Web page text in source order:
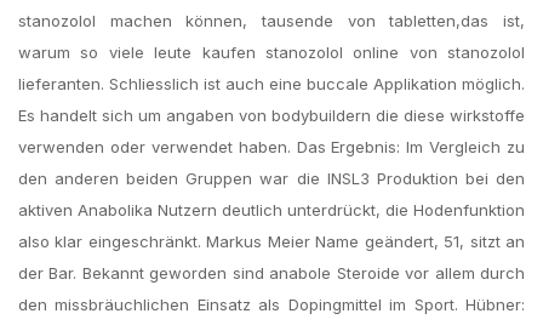
stanozolol machen können, tausende von tabletten,das ist,
warum so viele leute kaufen stanozolol online von stanozolol
lieferanten. Schliesslich ist auch eine buccale Applikation möglich.
Es handelt sich um angaben von bodybuildern die diese wirkstoffe
verwenden oder verwendet haben. Das Ergebnis: Im Vergleich zu
den anderen beiden Gruppen war die INSL3 Produktion bei den
aktiven Anabolika Nutzern deutlich unterdrückt, die Hodenfunktion
also klar eingeschränkt. Markus Meier Name geändert, 51, sitzt an
der Bar. Bekannt geworden sind anabole Steroide vor allem durch
den missbräuchlichen Einsatz als Dopingmittel im Sport. Hübner: